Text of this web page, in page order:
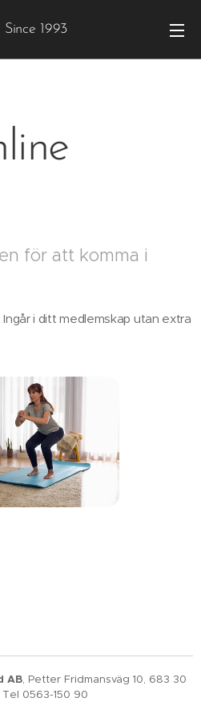
Since 1993
för att komma i
i ditt medlemskap utan extra
AB, Petter Fridmansväg 10, 683 30
0563-150 90